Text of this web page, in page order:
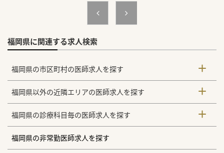
福岡県に関連する求人検索
福岡県の市区町村の医師求人を探す
福岡県以外の近隣エリアの医師求人を探す
福岡県の診療科目毎の医師求人を探す
福岡県の非常勤医師求人を探す